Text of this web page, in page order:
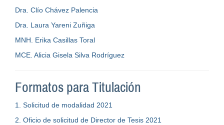
Dra. Clío Chávez Palencia
Dra. Laura Yareni Zuñiga
MNH. Erika Casillas Toral
MCE. Alicia Gisela Silva Rodríguez
Formatos para Titulación
1. Solicitud de modalidad 2021
2. Oficio de solicitud de Director de Tesis 2021